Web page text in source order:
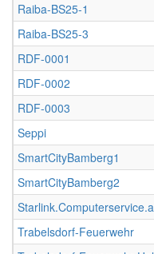
Raiba-BS25-1
Raiba-BS25-3
RDF-0001
RDF-0002
RDF-0003
Seppi
SmartCityBamberg1
SmartCityBamberg2
Trabelsdorf-Feuerwehr